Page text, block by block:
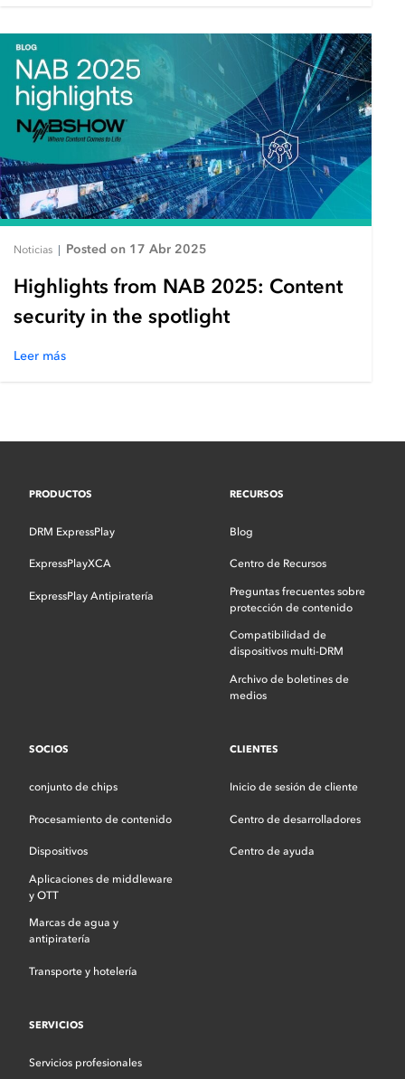
Noticias | Posted on 17 Abr 2025
Highlights from NAB 2025: Content
security in the spotlight
Leer más
PRODUCTOS
DRM ExpressPlay
ExpressPlayXCA
ExpressPlay Antipiratería
RECURSOS
Blog
Centro de Recursos
Preguntas frecuentes sobre
protección de contenido
Compatibilidad de
dispositivos multi-DRM
Archivo de boletines de
medios
SOCIOS
conjunto de chips
Procesamiento de contenido
Dispositivos
Aplicaciones de middleware
y OTT
Marcas de agua y
antipiratería
Transporte y hotelería
CLIENTES
Inicio de sesión de cliente
Centro de desarrolladores
Centro de ayuda
SERVICIOS
Servicios profesionales